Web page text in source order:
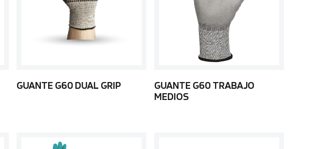
GUANTE G60 DUAL GRIP
GUANTE G60 TRABAJO
MEDIOS